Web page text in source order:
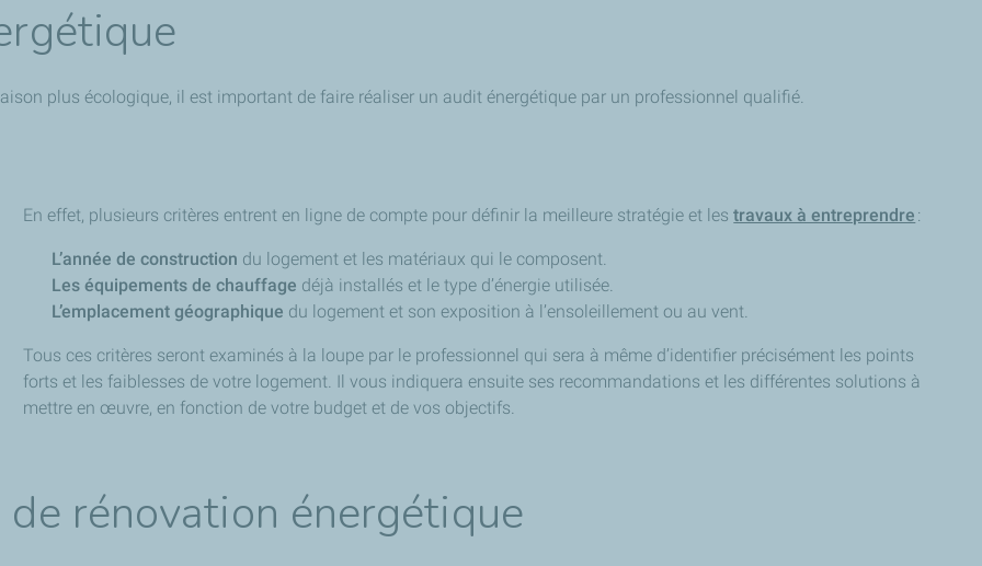
plus écologique, il est important de faire réaliser un audit énergétique par un professionnel qualifié.
En effet, plusieurs critères entrent en ligne de compte pour définir la meilleure stratégie et lestravaux à entreprendre :
L’année de construction du logement et les matériaux qui le composent.
Les équipements de chauffage déjà installés et le type d’énergie utilisée.
L’emplacement géographique du logement et son exposition à l’ensoleillement ou au vent.
Tous ces critères seront examinés à la loupe par le professionnel qui sera à même d’identifier précisément les points
forts et les faiblesses de votre logement. Il vous indiquera ensuite ses recommandations et les différentes solutions à
mettre en œuvre, en fonction de votre budget et de vos objectifs.
rénovation énergétique